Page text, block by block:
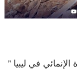
في ليبيا ”